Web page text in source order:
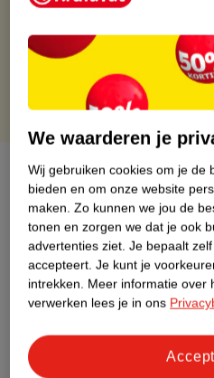
Gratis thuisbezorgd
Gratis punten met je Kruidvat
Over dit product
Productinformatie
Etiketinformatie
Impact
We waarderen je
Wij gebruiken cookies om je de
bieden en om onze website
maken. Zo kunnen we jou de
tonen en zorgen we dat je ook
advertenties ziet. Je bepaalt
accepteert. Je kunt je
intrekken. Meer informatie over
verwerken lees je in ons